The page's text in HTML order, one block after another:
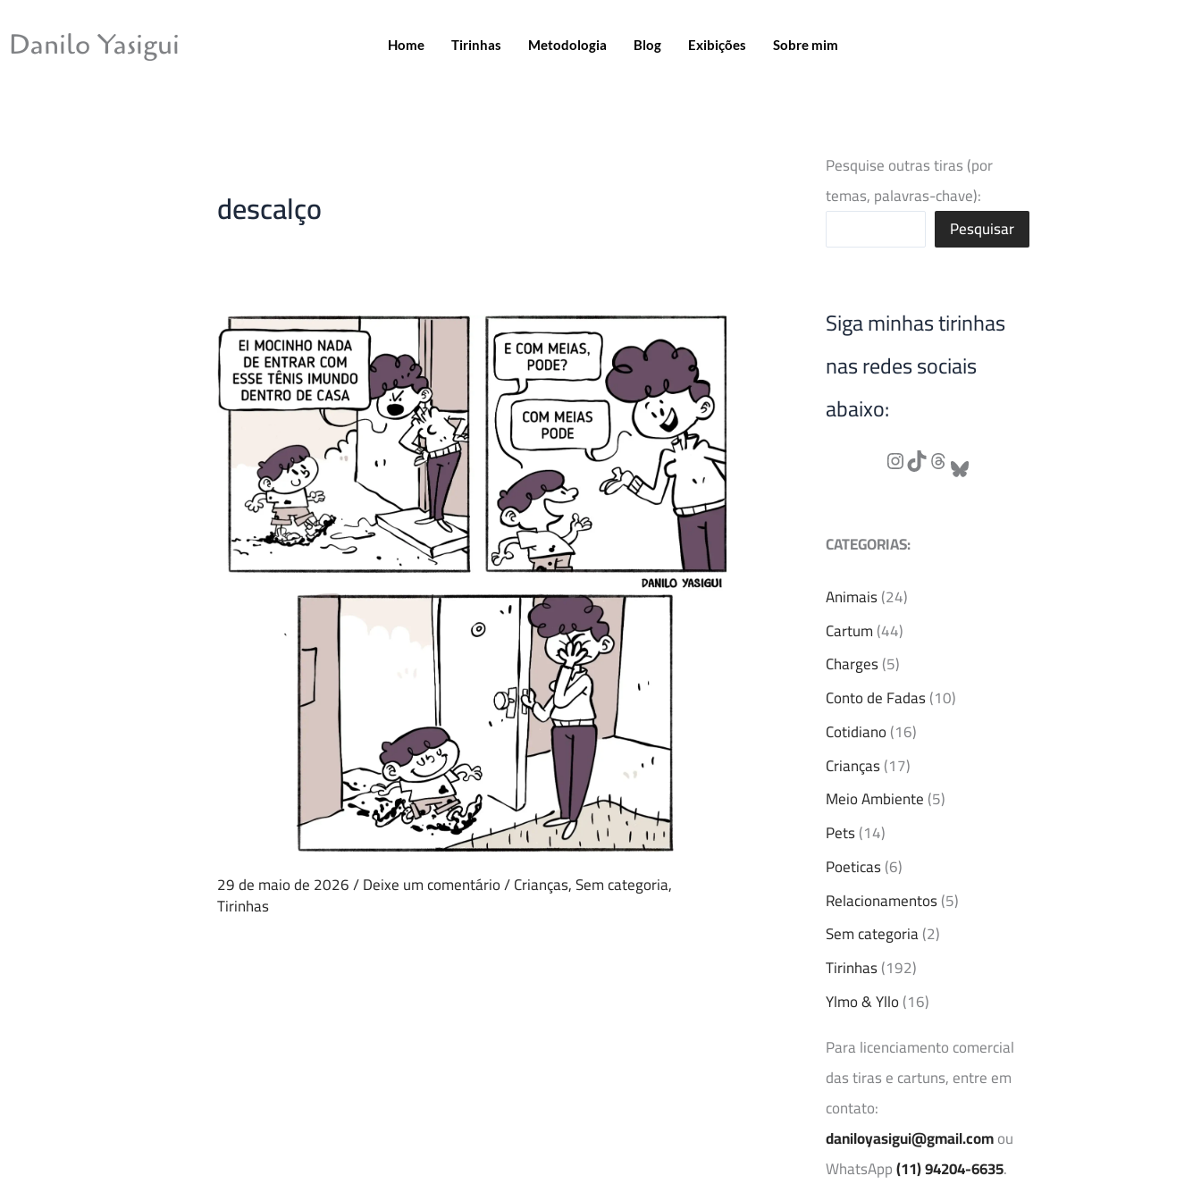
para
Danilo Yasigui Home Tirinhas Metodologia Blog Exibições Sobre mim
descalço
29 de maio de 2026/Deixe um comentário/Crianças,Sem categoria,
Tirinhas
Pesquise outras tiras (por
temas, palavras-chave):
Pesquisar
Siga minhas tirinhas
nas redes sociais
abaixo:
CATEGORIAS:
Animais(24)
Cartum(44)
Charges(5)
Conto de Fadas(10)
Cotidiano(16)
Crianças(17)
Meio Ambiente(5)
Pets(14)
Poeticas(6)
Relacionamentos(5)
Sem categoria(2)
Tirinhas(192)
Ylmo & Yllo(16)
Para licenciamento comercial
das tiras e cartuns, entre em
contato:
daniloyasigui@gmail.comou
WhatsApp(11) 94204-6635.